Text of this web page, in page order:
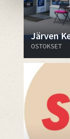
Järven
OSTOKSET